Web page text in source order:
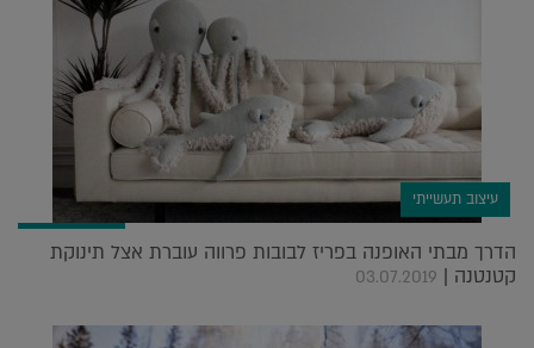
עיצוב תעשייתי
הדרך מבתי האופנה בפריז לבובות פרווה עוברת אצל תינוקת
קטנטנה | 03.07.2019